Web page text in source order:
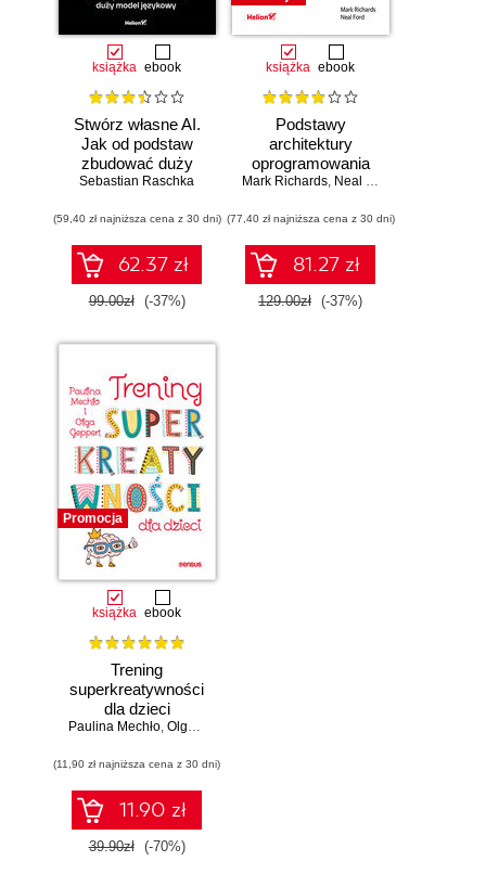
książka ebook
Stwórz własne AI.
Jak od podstaw
zbudować duży
model językowy
Sebastian Raschka
(59,40 zł najniższa cena z 30 dni)
62.37 zł
99.00zł (-37%)
książka ebook
Podstawy
architektury
oprogramowania
dla inżynierów.
Mark Richards, Neal Ford
(77,40 zł najniższa cena z 30 dni)
81.27 zł
129.00zł (-37%)
Promocja
książka ebook
Trening
superkreatywności
dla dzieci
Paulina Mechło, Olga Geppert
(11,90 zł najniższa cena z 30 dni)
11.90 zł
39.90zł (-70%)